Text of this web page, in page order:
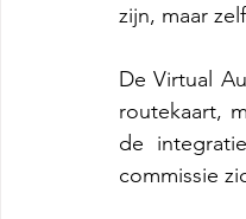
zijn, maar
De Virtual
routekaart,
de
commissie